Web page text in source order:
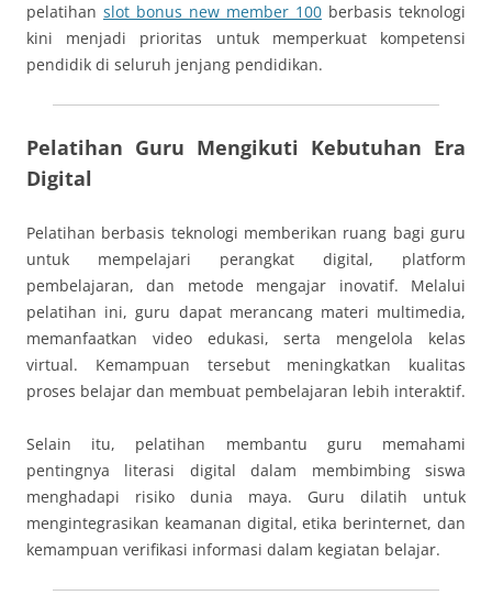
pelatihan slot bonus new member 100 berbasis teknologi
kini menjadi prioritas untuk memperkuat kompetensi
pendidik di seluruh jenjang pendidikan.
Pelatihan Guru Mengikuti Kebutuhan Era
Digital
Pelatihan berbasis teknologi memberikan ruang bagi guru
untuk mempelajari perangkat digital, platform
pembelajaran, dan metode mengajar inovatif. Melalui
pelatihan ini, guru dapat merancang materi multimedia,
memanfaatkan video edukasi, serta mengelola kelas
virtual. Kemampuan tersebut meningkatkan kualitas
proses belajar dan membuat pembelajaran lebih interaktif.
Selain itu, pelatihan membantu guru memahami
pentingnya literasi digital dalam membimbing siswa
menghadapi risiko dunia maya. Guru dilatih untuk
mengintegrasikan keamanan digital, etika berinternet, dan
kemampuan verifikasi informasi dalam kegiatan belajar.